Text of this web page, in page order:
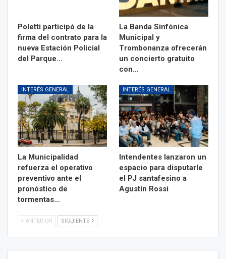
Poletti participó de la
firma del contrato para la
nueva Estación Policial
del Parque…
La Banda Sinfónica
Municipal y
Trombonanza ofrecerán
un concierto gratuito
con…
INTERÉS GENERAL
La Municipalidad
refuerza el operativo
preventivo ante el
pronóstico de
tormentas…
INTERÉS GENERAL
Intendentes lanzaron un
espacio para disputarle
el PJ santafesino a
Agustín Rossi
ANTERIOR SIGUIENTE